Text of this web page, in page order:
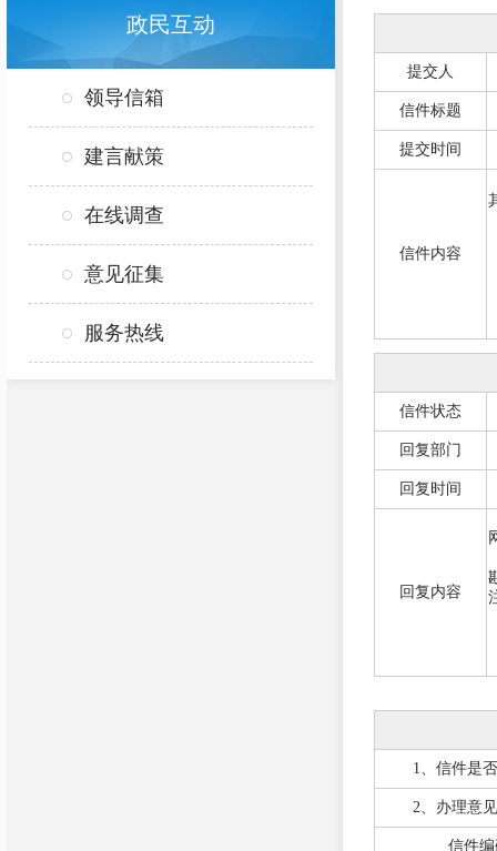
政民互动
领导信箱
建言献策
在线调查
意见征集
服务热线
提交人
信件标题
提交时间
信件内容
信件状态
回复部门
回复时间
回复内容
1、信件是
2、办理意
信件